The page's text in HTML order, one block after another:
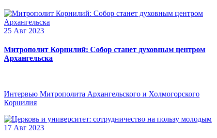
25 Авг 2023
Митрополит Корнилий: Собор станет духовным центром
Архангельска
Интервью Митрополита Архангельского и Холмогорского
Корнилия
17 Авг 2023